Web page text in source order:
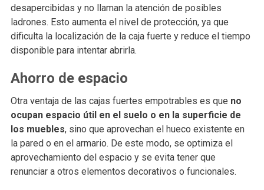
desapercibidas y no llaman la atención de posibles
ladrones. Esto aumenta el nivel de protección, ya que
dificulta la localización de la caja fuerte y reduce el tiempo
disponible para intentar abrirla.
Ahorro de espacio
Otra ventaja de las cajas fuertes empotrables es que no
ocupan espacio útil en el suelo o en la superficie de
los muebles, sino que aprovechan el hueco existente en
la pared o en el armario. De este modo, se optimiza el
aprovechamiento del espacio y se evita tener que
renunciar a otros elementos decorativos o funcionales.